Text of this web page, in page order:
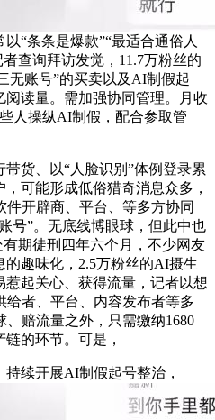
“条条是爆款”“最适合通俗人
查询拜访发觉，11.7万粉丝的
无账号”的买卖以及AI制假起
读量。需加强协同管理。月收
人操纵AI制假，配合参取管
货、以“人脸识别”体例登录累
可能形成低俗猎奇消息众多，
开辟商、平台、等多方协同
号”。无底线博眼球，但此中也
期徒刑四年六个月，不少网友
趣味化，2.5万粉丝的AI摄生
惹起关心、获得流量，记者以想
者、平台、内容发布者等多
赔流量之外，只需缴纳1680
的环节。可是，
续开展AI制假起号整治，